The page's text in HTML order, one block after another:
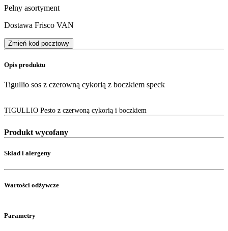
Pełny asortyment
Dostawa Frisco VAN
Zmień kod pocztowy
Opis produktu
Tigullio sos z czerowną cykorią z boczkiem speck
TIGULLIO Pesto z czerwoną cykorią i boczkiem
Produkt wycofany
Skład i alergeny
Wartości odżywcze
Parametry